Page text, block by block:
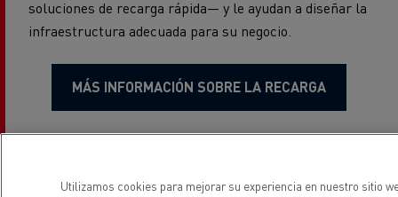
soluciones de recarga rápida— y le ayudan a diseñar la
infraestructura adecuada para su negocio.
MÁS INFORMACIÓN SOBRE LA RECARGA
Utilizamos cookies para mejorar su experiencia en nuestro sitio